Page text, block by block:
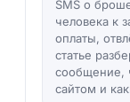
SMS о
человека к
оплаты,
статье
сообщение,
сайтом и